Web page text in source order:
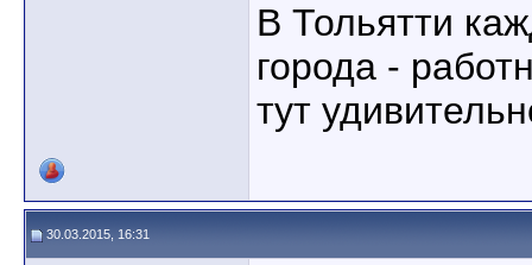
В Тольятти
города -
тут
30.03.2015, 16:31